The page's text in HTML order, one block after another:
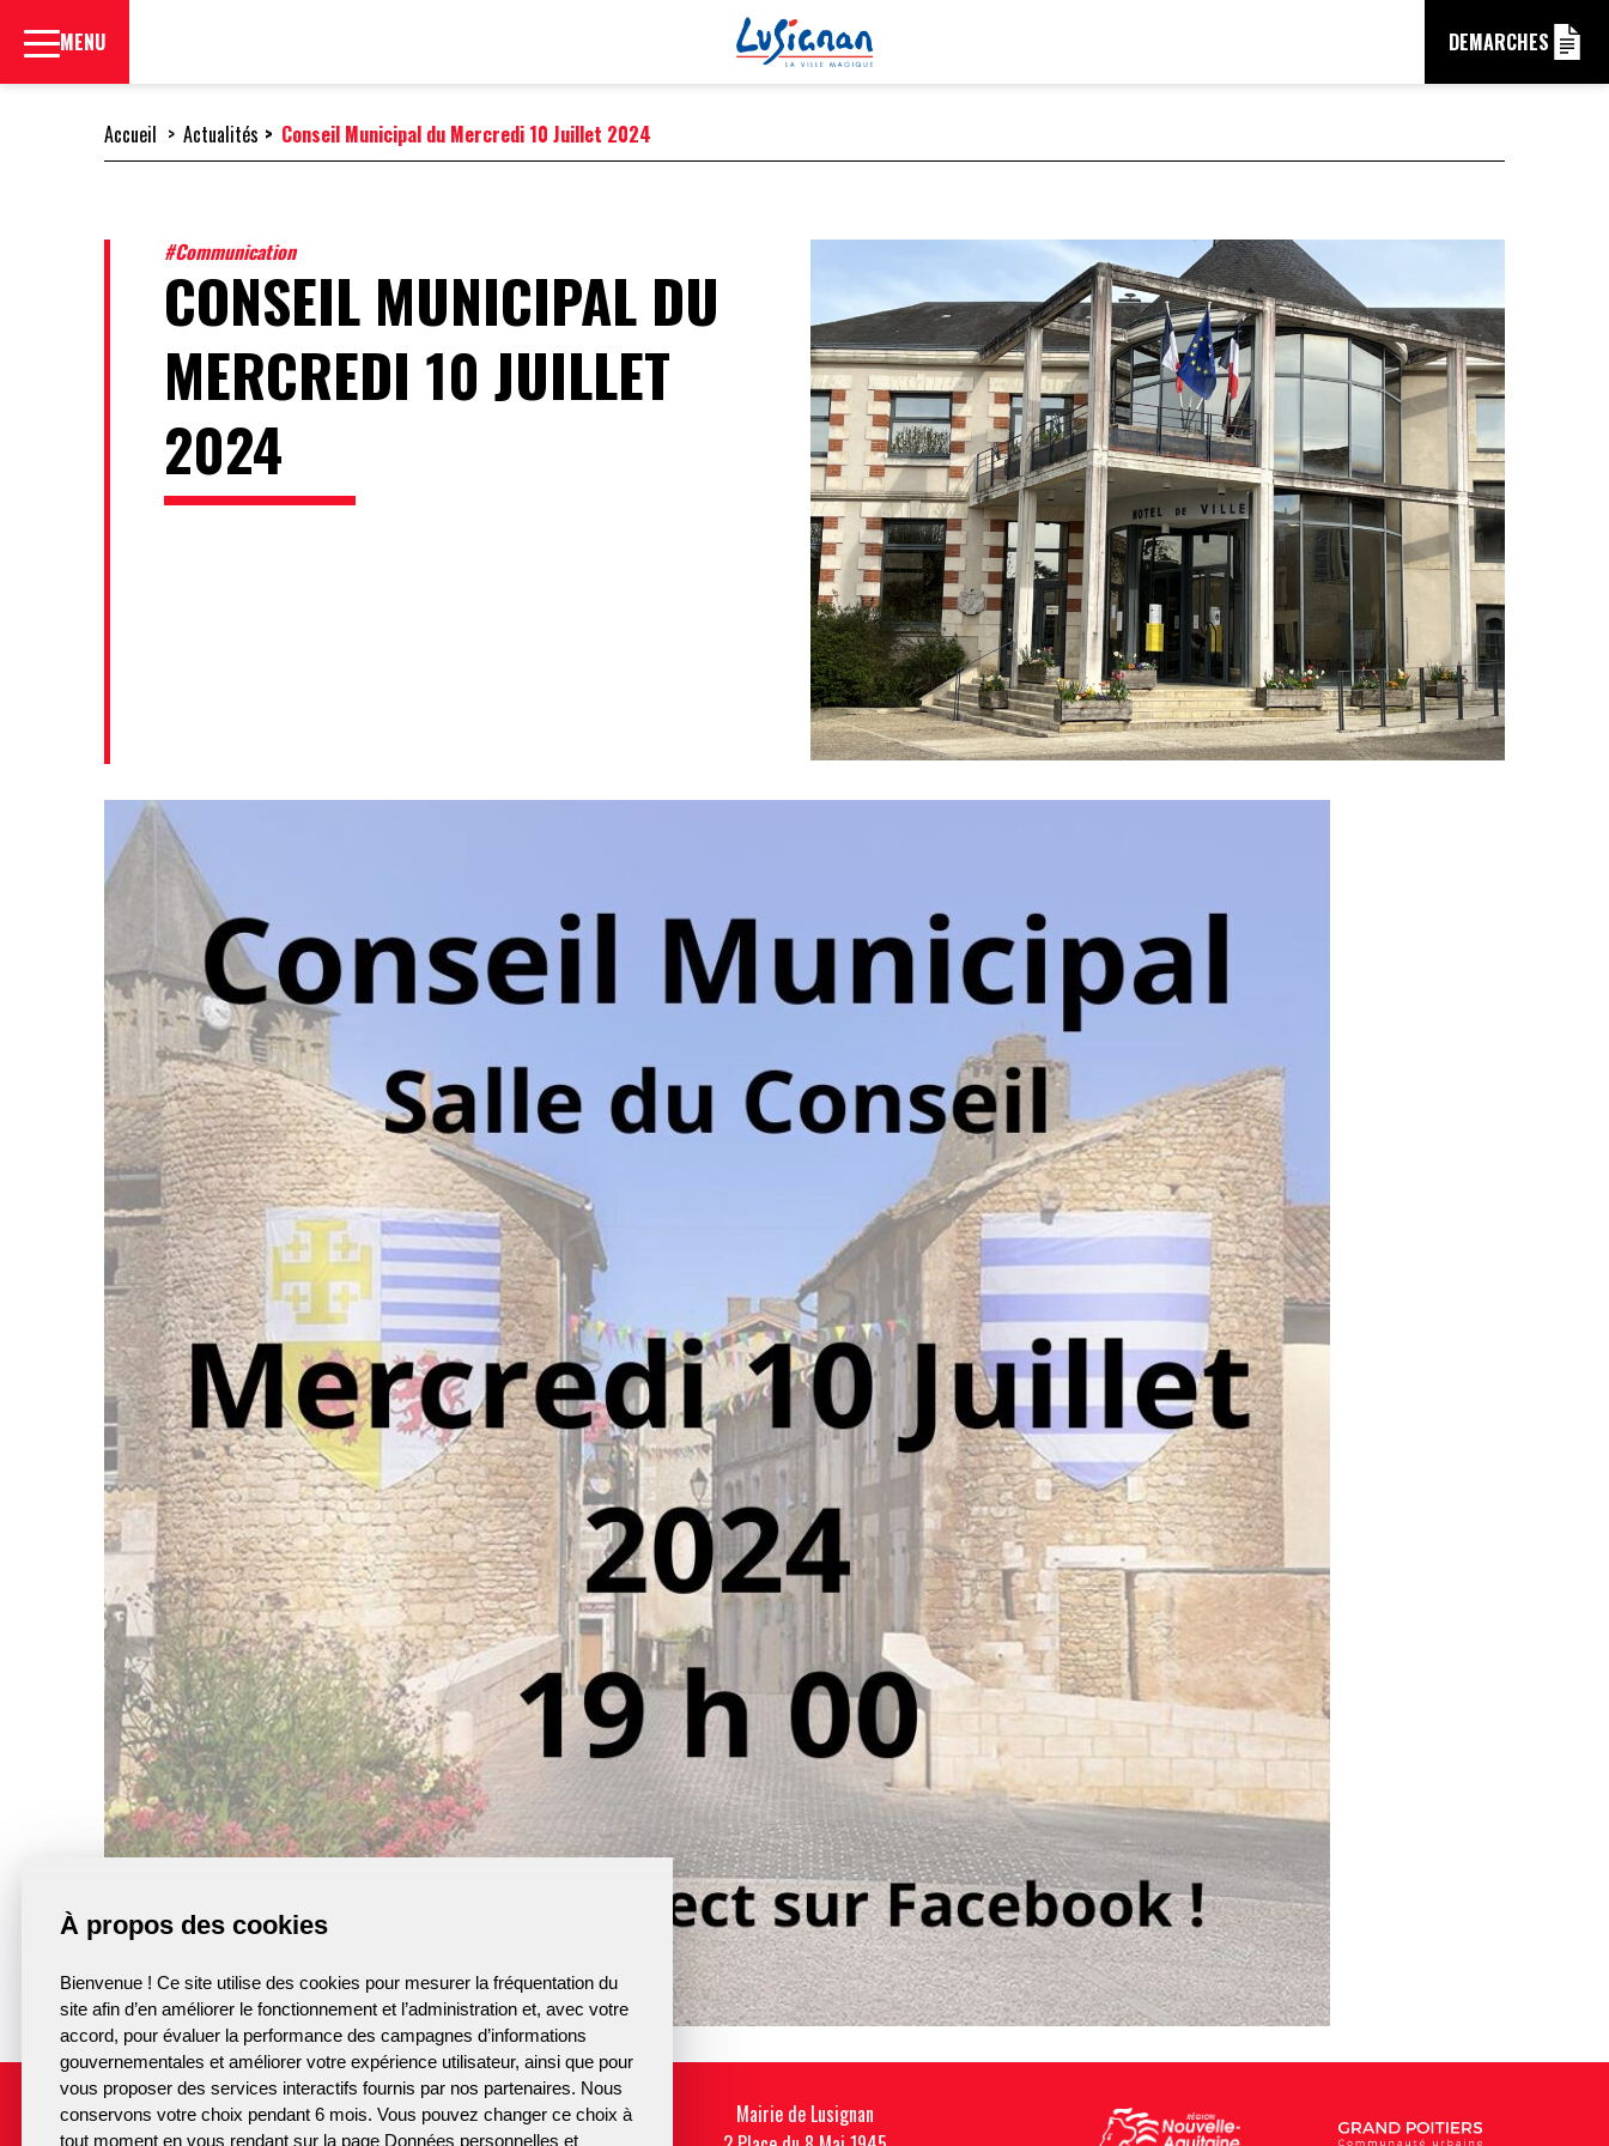
À propos des cookies
Bienvenue ! Ce site utilise des cookies pour mesurer la fréquentation du
site afin d’en améliorer le fonctionnement et l’administration et, avec votre
accord, pour évaluer la performance des campagnes d’informations
gouvernementales et améliorer votre expérience utilisateur, ainsi que pour
vous proposer des services interactifs fournis par nos partenaires. Nous
conservons votre choix pendant 6 mois. Vous pouvez changer ce choix à
tout moment en vous rendant sur la page Données personnelles et
MENU DEMARCHES
CITOYENNE
MAIRIE
ÉLUS
DÉLIBÉRATIONS
COMMISSIONS
HISTOIRE
PATRIMOINE
LUSIGNAN, PETITE CITÉ DE CARACTÈRE
PATRIMOINE – FICHES PRATIQUES
PATRIMOINE BÂTI
PATRIMOINE NATUREL
REFUGE JACQUAIRE
ATTRACTIVE
ÉCONOMIE
LES ARTISANS ET COMMERÇANTS
FOIRES ET MARCHÉS
CULTURE, SPORTS ET LOISIRS
LES ASSOCIATIONS
ÉQUIPEMENTS SPORTIFS
BIBLIOTHÈQUE MUNICIPALE
TOURISME
CAMPING MUNICIPAL DE VAUCHIRON **
JARDIN MÉDIÉVAL
GRAND PARC
HÉBERGEMENT ET RESTAURATION
LABELS ET JUMELAGES
GRANDS ÉVÈNEMENTS
FÊTE MÉDIÉVALE
PRATIQUE
PETITE ENFANCE
SCOLARITÉ
PÉRISCOLAIRE
SANTÉ
SOLIDARITÉ
URBANISME
MOBILITÉ
ENVIRONNEMENT
ACTUALITÉS
AGENDA
CONTACT
Accueil Actualités Conseil Municipal du Mercredi 10 Juillet 2024
#Communication
CONSEIL MUNICIPAL DU
MERCREDI 10 JUILLET
2024
Mairie de Lusignan